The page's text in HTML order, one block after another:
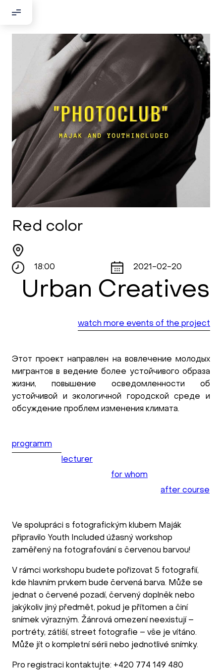
Добрый день!
Если вы хотите с нами связаться,
пожалуйста, контактируйте нас:
По адресу:
Kontaktní e-mail:
youthincluded@gmail.com
Или в соцсети Telegram:
@Interkulturnipracepraha14
Red color
18:00 2021-02-20
Urban Creatives
watch more events of the project
Этот проект направлен на вовлечение молодых
мигрантов в ведение более устойчивого образа
жизни, повышение осведомленности об
устойчивой и экологичной городской среде и
обсуждение проблем изменения климата.
programm
lecturer
for whom
after course
Ve spolupráci s fotografickým klubem Maják
připravilo Youth Included úžasný workshop
zaměřený na fotografování s červenou barvou!
V rámci workshopu budete pořizovat 5 fotografií,
kde hlavním prvkem bude červená barva. Může se
jednat o červené pozadí, červený doplněk nebo
jakýkoliv jiný předmět, pokud je přítomen a činí
snímek výrazným. Žánrová omezení neexistují –
portréty, zátiší, street fotografie – vše je vítáno.
Může jít o kompletní sérii nebo jednotlivé snímky.
Pro registraci kontaktujte: +420 774 149 480